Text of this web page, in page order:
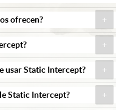
ofrecen?
usar Static Intercept?
Static Intercept?